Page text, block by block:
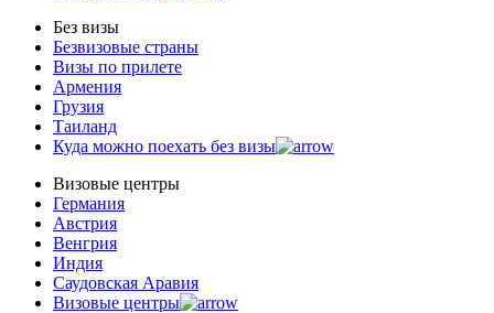
Без визы
Безвизовые страны
Визы по прилете
Армения
Грузия
Таиланд
Куда можно поехать без визы
Визовые центры
Германия
Австрия
Венгрия
Индия
Саудовская Аравия
Визовые центры